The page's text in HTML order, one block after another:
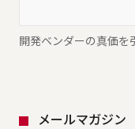
開発ベンダーの真価を
メールマガジン